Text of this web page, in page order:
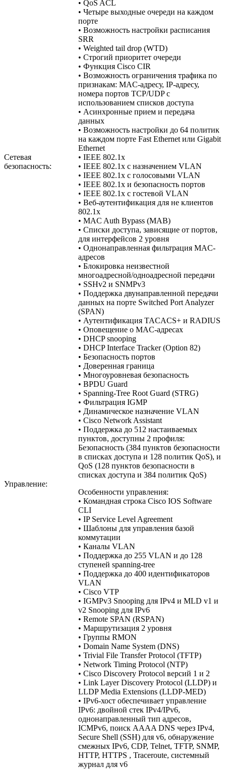
• QoS ACL
• Четыре выходные очереди на каждом
порте
• Возможность настройки расписания
SRR
• Weighted tail drop (WTD)
• Строгий приоритет очереди
• Функция Cisco CIR
• Возможность ограничения трафика по
признакам: MAC-адресу, IP-адресу,
номера портов TCP/UDP с
использованием списков доступа
• Асинхронные прием и передача
данных
• Возможность настройки до 64 политик
на каждом порте Fast Ethernet или Gigabit
Ethernet
Сетевая
безопасность:
• IEEE 802.1x
• IEEE 802.1x с назначением VLAN
• IEEE 802.1x с голосовыми VLAN
• IEEE 802.1x и безопасность портов
• IEEE 802.1x с гостевой VLAN
• Веб-аутентификация для не клиентов
802.1x
• MAC Auth Bypass (MAB)
• Списки доступа, зависящие от портов,
для интерфейсов 2 уровня
• Однонаправленная фильтрация MAC-
адресов
• Блокировка неизвестной
многоадресной/одноадресной передачи
• SSHv2 и SNMPv3
• Поддержка двунаправленной передачи
данных на порте Switched Port Analyzer
(SPAN)
• Аутентификация TACACS+ и RADIUS
• Оповещение о MAC-адресах
• DHCP snooping
• DHCP Interface Tracker (Option 82)
• Безопасность портов
• Доверенная граница
• Многоуровневая безопасность
• BPDU Guard
• Spanning-Tree Root Guard (STRG)
• Фильтрация IGMP
• Динамическое назначение VLAN
• Cisco Network Assistant
• Поддержка до 512 настаиваемых
пунктов, доступны 2 профиля:
Безопасность (384 пунктов безопасности
в списках доступа и 128 политик QoS), и
QoS (128 пунктов безопасности в
списках доступа и 384 политик QoS)
Управление:
Особенности управления:
• Командная строка Cisco IOS Software
CLI
• IP Service Level Agreement
• Шаблоны для управления базой
коммутации
• Каналы VLAN
• Поддержка до 255 VLAN и до 128
ступеней spanning-tree
• Поддержка до 400 идентификаторов
VLAN
• Cisco VTP
• IGMPv3 Snooping для IPv4 и MLD v1 и
v2 Snooping для IPv6
• Remote SPAN (RSPAN)
• Маршрутизация 2 уровня
• Группы RMON
• Domain Name System (DNS)
• Trivial File Transfer Protocol (TFTP)
• Network Timing Protocol (NTP)
• Cisco Discovery Protocol версий 1 и 2
• Link Layer Discovery Protocol (LLDP) и
LLDP Media Extensions (LLDP-MED)
• IPv6-хост обеспечивает управление
IPv6: двойной стек IPv4/IPv6,
однонаправленный тип адресов,
ICMPv6, поиск AAAA DNS через IPv4,
Secure Shell (SSH) для v6, обнаружение
смежных IPv6, CDP, Telnet, TFTP, SNMP,
HTTP, HTTPS , Traceroute, системный
журнал для v6